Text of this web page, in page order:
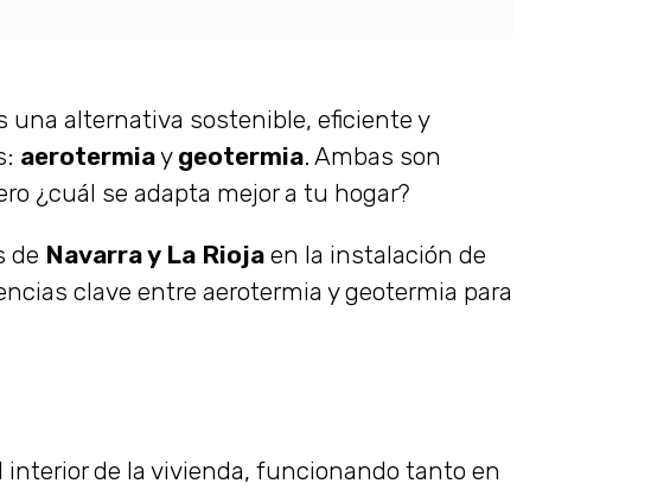
una alternativa sostenible, eficiente y
aerotermiay geotermia. Ambas son
¿cuál se adapta mejor a tu hogar?
de Navarra y La Rioja en la instalación de
clave entre aerotermia y geotermia para
interior de la vivienda, funcionando tanto en